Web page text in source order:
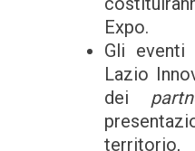
Expo.
Gli eventi
Lazio
dei
territorio,